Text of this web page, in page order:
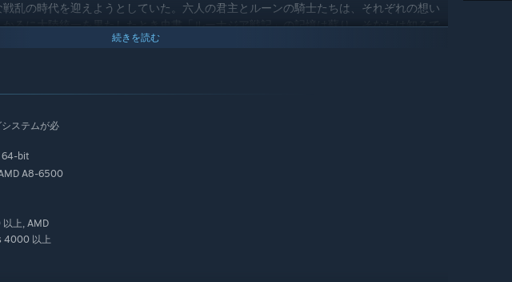
乱の時代を迎えようとしていた。六人の君主とルーンの騎士たちは、それぞれの想い
るに大陸統一を果たしたとき史書「ルーナジア戦記」の記憶は蘇り、そなたは知るで
べての、そしてあらゆる物語を。
戦術で侵攻してきます。大陸の戦いの歴史はプレイする度に異なる展開を見せます。
リーやイベントを収集する「史書の追憶」。メインモード「ルーナジア戦記」に加
チャレンジモード「異説の章」などやりこみ要素も豊富です。
ルーナジア戦記』の記憶を辿りながら、ルーナジア大陸の統一を目指すモードです。
10人の英俊豪傑と共に混沌たる乱世に身を投じ、真の大陸制覇と頂を目指すモードで
続きを読む
ステムが必
64-bit
A8-6500
以上, AMD
4000 以上